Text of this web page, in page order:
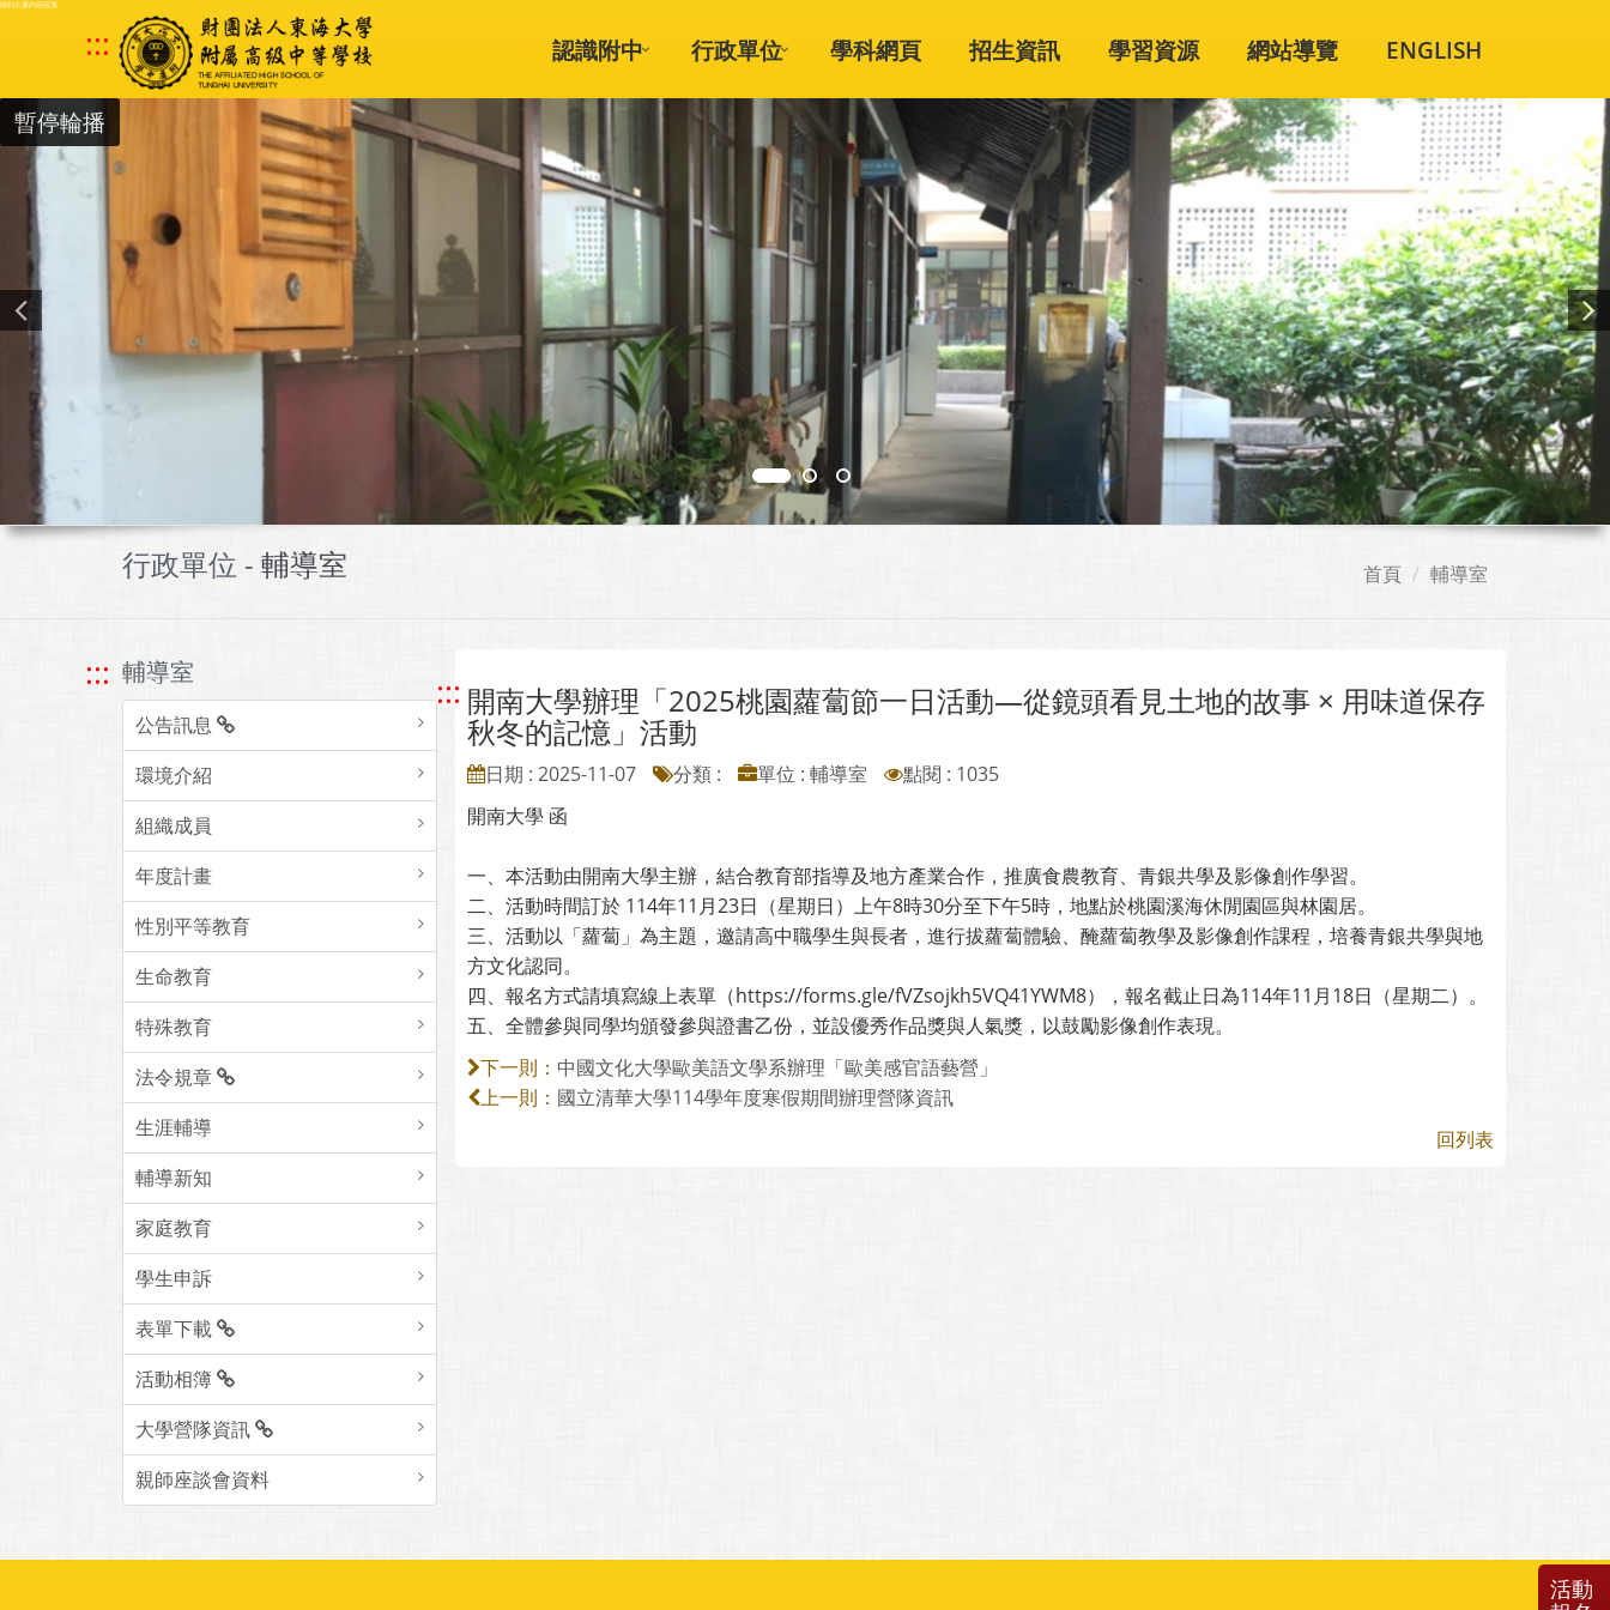
跳到主要內容區塊
::: 認識附中 行政單位 學科網頁 招生資訊 學習資源 網站導覽 ENGLISH
暫停輪播
行政單位 - 輔導室 首頁 輔導室
::: 輔導室
公告訊息
環境介紹
組織成員
年度計畫
性別平等教育
生命教育
特殊教育
法令規章
生涯輔導
輔導新知
家庭教育
學生申訴
表單下載
活動相簿
大學營隊資訊
親師座談會資料
::: 開南大學辦理「2025桃園蘿蔔節一日活動—從鏡頭看見土地的故事 × 用味道保存
秋冬的記憶」活動
日期 : 2025-11-07 分類 : 單位 : 輔導室
點閱 : 1035
開南大學 函
一、本活動由開南大學主辦，結合教育部指導及地方產業合作，推廣食農教育、青銀共學及影像創作學習。
二、活動時間訂於 114年11月23日（星期日）上午8時30分至下午5時，地點於桃園溪海休閒園區與林園居。
三、活動以「蘿蔔」為主題，邀請高中職學生與長者，進行拔蘿蔔體驗、醃蘿蔔教學及影像創作課程，培養青銀共學與地
方文化認同。
四、報名方式請填寫線上表單（https://forms.gle/fVZsojkh5VQ41YWM8），報名截止日為114年11月18日（星期二）。
五、全體參與同學均頒發參與證書乙份，並設優秀作品獎與人氣獎，以鼓勵影像創作表現。
下一則： 中國文化大學歐美語文學系辦理「歐美感官語藝營」
上一則： 國立清華大學114學年度寒假期間辦理營隊資訊
回列表
活動